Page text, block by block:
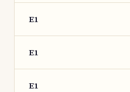
E1
E1
E1